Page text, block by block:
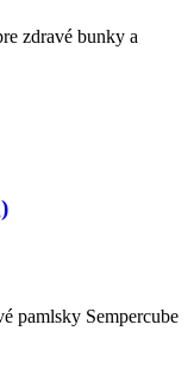
zdravé bunky a
pamlsky Sempercube